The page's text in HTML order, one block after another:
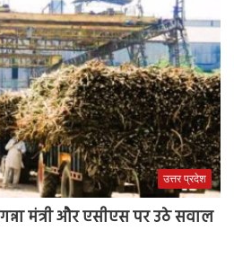
उत्तर प्रदेश
मंत्री और एसीएस पर उठे सवाल